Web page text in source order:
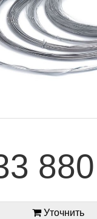
880
Уточнить